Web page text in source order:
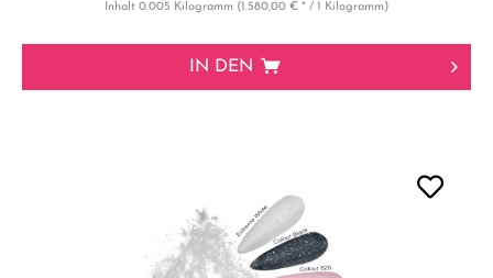
Inhalt0.005 Kilogramm (1.580,00 € * / 1 Kilogramm)
IN DEN